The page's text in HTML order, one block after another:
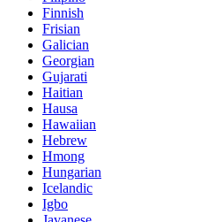
Finnish
Frisian
Galician
Georgian
Gujarati
Haitian
Hausa
Hawaiian
Hebrew
Hmong
Hungarian
Icelandic
Igbo